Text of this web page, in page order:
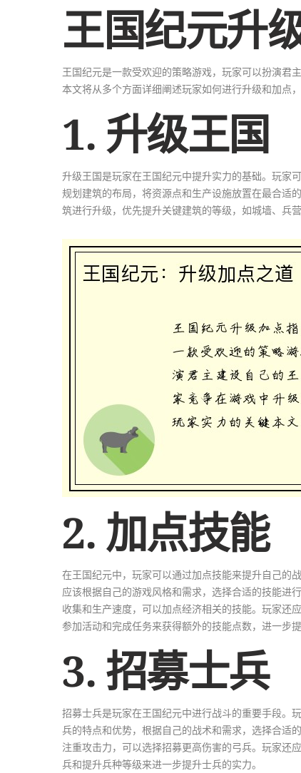
王国纪元升
王国纪元是一款受欢迎的策略游戏，玩家可以扮演君
本文将从多个方面详细阐述玩家如何进行升级和加点
1. 升级王国
升级王国是玩家在王国纪元中提升实力的基础。玩家
规划建筑的布局，将资源点和生产设施放置在最合适
筑进行升级，优先提升关键建筑的等级，如城墙、兵
2. 加点技能
在王国纪元中，玩家可以通过加点技能来提升自己的
应该根据自己的游戏风格和需求，选择合适的技能进
收集和生产速度，可以加点经济相关的技能。玩家还
参加活动和完成任务来获得额外的技能点数，进一步提
3. 招募士兵
招募士兵是玩家在王国纪元中进行战斗的重要手段。
兵的特点和优势，根据自己的战术和需求，选择合适
注重攻击力，可以选择招募更高伤害的弓兵。玩家还
兵和提升兵种等级来进一步提升士兵的实力。